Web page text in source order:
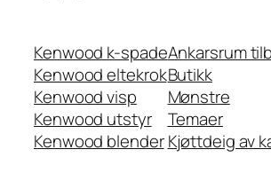
Kenwood k-spade
Kenwood eltekrok
Kenwood visp
Kenwood utstyr
Kenwood blender
Ankarsrum
Butikk
Mønstre
Temaer
Kjøttdeig av